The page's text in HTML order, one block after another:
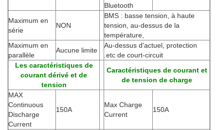
Bluetooth
Maximum en
série
NON
BMS : basse tension, à haute
tension, au-dessus de la
température,
Maximum en
parallèle
Aucune limite
Au-dessus d'actuel, protection
.etc de court-circuit
Les caractéristiques de
courant dérivé et de
tension
Caractéristiques de courant et
de tension de charge
MAX
Continuous
Discharge
Current
150A
Max Charge
Current
150A